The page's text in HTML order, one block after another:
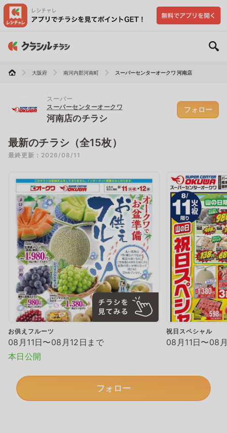
大阪府 南河内郡河南町 スーパーセンターオークワ 河南店
スーパー
スーパーセンターオークワ
河南店のチラシ
フォロー
最新のチラシ（全15枚）
最終更新：2026/08/11
お供えフルーツ
08月11日〜08月12日まで
本日公開
祝日スペシャル
08月11日〜08
フォロー